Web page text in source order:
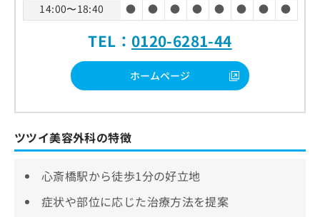
14:00〜18:40
● ● ● ● ● ● ● ●
TEL： 0120-6281-44
ホームページ
ツツイ美容外科の特徴
心斎橋駅から徒歩1分の好立地
症状や部位に応じた治療方法を提案